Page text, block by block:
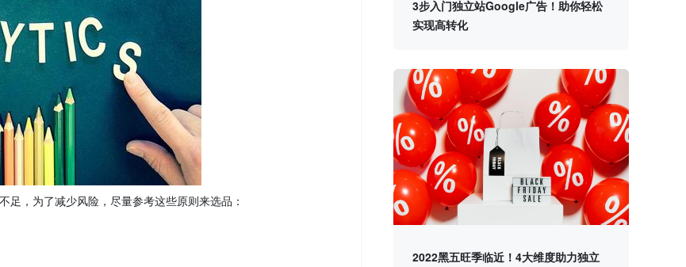
足，为了减少风险，尽量参考这些原则来选品：
3步入门独立站Google广告！助你轻松
实现高转化
2022黑五旺季临近！4大维度助力独立